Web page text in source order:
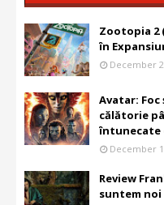
Zootopia 2
în
December
Avatar: Foc
călătorie
întunecate
December
Review
suntem noi